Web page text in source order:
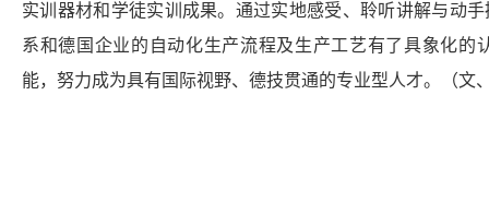
实训器材和学徒实训成果。通过实地感受、聆听讲解与动
系和德国企业的自动化生产流程及生产工艺有了具象化的
能，努力成为具有国际视野、德技贯通的专业型人才。（文